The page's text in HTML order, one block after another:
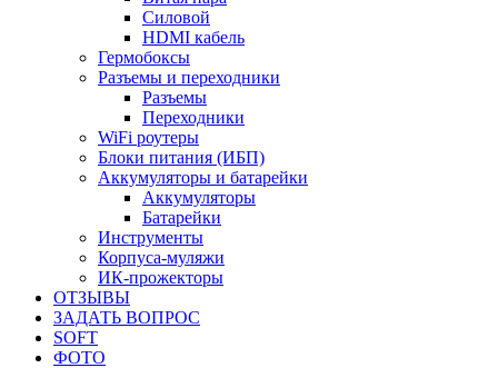
Силовой
HDMI кабель
Гермобоксы
Разъемы и переходники
Разъемы
Переходники
WiFi роутеры
Блоки питания (ИБП)
Аккумуляторы и батарейки
Аккумуляторы
Батарейки
Инструменты
Корпуса-муляжи
ИК-прожекторы
ОТЗЫВЫ
ЗАДАТЬ ВОПРОС
SOFT
ФОТО